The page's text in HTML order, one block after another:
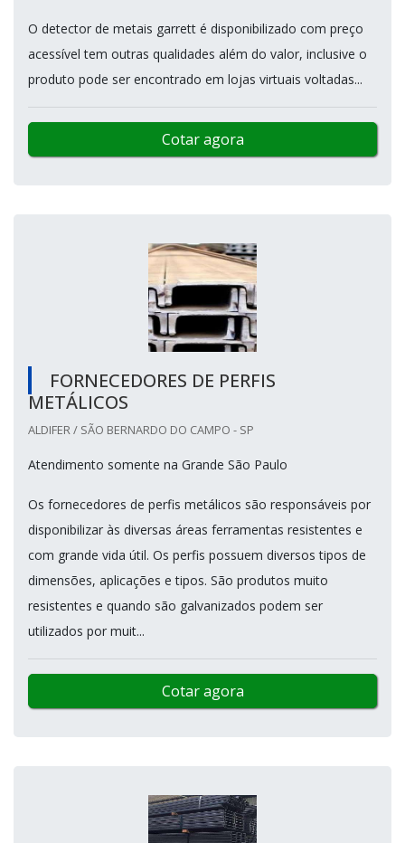
O detector de metais garrett é disponibilizado com preço
acessível tem outras qualidades além do valor, inclusive o
produto pode ser encontrado em lojas virtuais voltadas...
Cotar agora
FORNECEDORES DE PERFIS
METÁLICOS
ALDIFER / SÃO BERNARDO DO CAMPO - SP
Atendimento somente na Grande São Paulo
Os fornecedores de perfis metálicos são responsáveis por
disponibilizar às diversas áreas ferramentas resistentes e
com grande vida útil. Os perfis possuem diversos tipos de
dimensões, aplicações e tipos. São produtos muito
resistentes e quando são galvanizados podem ser
utilizados por muit...
Cotar agora